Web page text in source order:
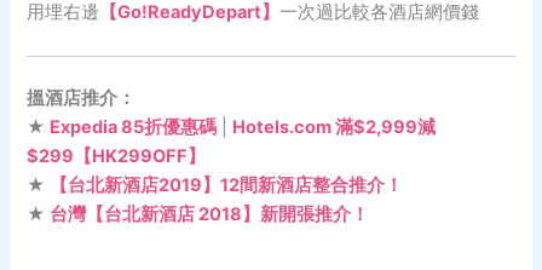
用埋右邊 【Go!ReadyDepart】一次過比較各酒店網價錢
搵酒店推介：
★ Expedia 85折優惠碼
Hotels.com 滿$2,999減
$299【HK299OFF】
★
【台北新酒店2019】12間新酒店整合推介！
★ 台灣【台北新酒店 2018】新開張推介！